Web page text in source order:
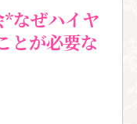
なぜハイヤ
とが必要な